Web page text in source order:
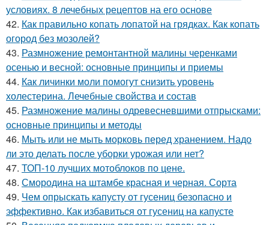
условиях. 8 лечебных рецептов на его основе
42. Как правильно копать лопатой на грядках. Как копать
огород без мозолей?
43. Размножение ремонтантной малины черенками
осенью и весной: основные принципы и приемы
44. Как личинки моли помогут снизить уровень
холестерина. Лечебные свойства и состав
45. Размножение малины одревесневшими отпрысками:
основные принципы и методы
46. Мыть или не мыть морковь перед хранением. Надо
ли это делать после уборки урожая или нет?
47. ТОП-10 лучших мотоблоков по цене.
48. Смородина на штамбе красная и черная. Сорта
49. Чем опрыскать капусту от гусениц безопасно и
эффективно. Как избавиться от гусениц на капусте